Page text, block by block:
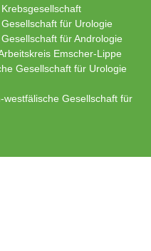
für Urologie
für Andrologie
Emscher-Lippe
Gesellschaft für Urologie
westfälische Gesellschaft für